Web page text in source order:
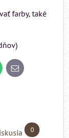
farby, také
E-
mail
0